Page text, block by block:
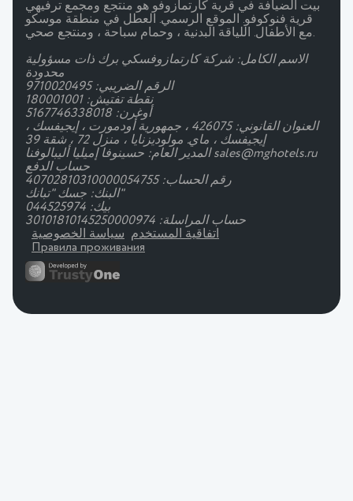
بيت الضيافة في قرية كارتمازوفو هو منتجع ومجمع ترفيهي
قرية فنوكوفو. الموقع الرسمي. العطل في منطقة موسكو
مع الأطفال. اللياقة البدنية ، وحمام سباحة ، ومنتجع صحي.
الاسم الكامل: شركة كارتمازوفسكي برك ذات مسؤولية
محدودة
الرقم الضريبي: 9710020495
نقطة تفتيش: 180001001
أوغرن: 5167746338018
العنوان القانوني: 426075 ، جمهورية أودمورت ، إيجيفسك ،
إيجيفسك ، ماي. مولوديزنايا ، منزل 72 ، شقة 39
المدير العام: حسينوفا إميليا أليبالوفنا sales@mghotels.ru
حساب الدفع
رقم الحساب: 40702810310000054755
البنك: جسك "تبانك"
بيك: 044525974
حساب المراسلة: 30101810145250000974
سياسة الخصوصية
اتفاقية المستخدم
Правила проживания